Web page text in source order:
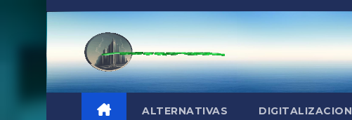
Saltar
al
contenido
ALTERNATIVAS DIGITALIZACION